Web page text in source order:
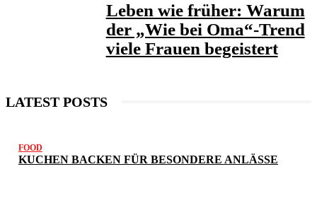
Leben wie früher: Warum
der „Wie bei Oma“-Trend
viele Frauen begeistert
LATEST POSTS
FOOD
KUCHEN BACKEN FÜR BESONDERE ANLÄSSE